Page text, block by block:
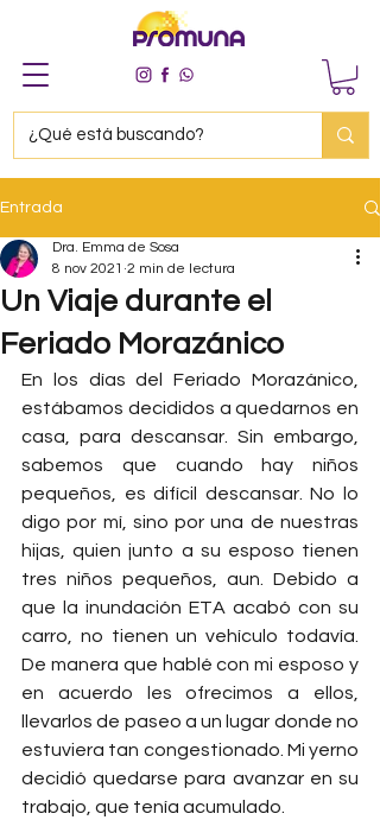
Entrada
Un Viaje durante el
Feriado Morazánico
Dra. Emma de Sosa
8 nov 2021 2 min de lectura
En los días del Feriado Morazánico,
estábamos decididos a quedarnos en
casa, para descansar. Sin embargo,
sabemos que cuando hay niños
pequeños, es difícil descansar. No lo
digo por mí, sino por una de nuestras
hijas, quien junto a su esposo tienen
tres niños pequeños, aun. Debido a
que la inundación ETA acabó con su
carro, no tienen un vehículo todavía.
De manera que hablé con mi esposo y
en acuerdo les ofrecimos a ellos,
llevarlos de paseo a un lugar donde no
estuviera tan congestionado. Mi yerno
decidió quedarse para avanzar en su
trabajo, que tenía acumulado.